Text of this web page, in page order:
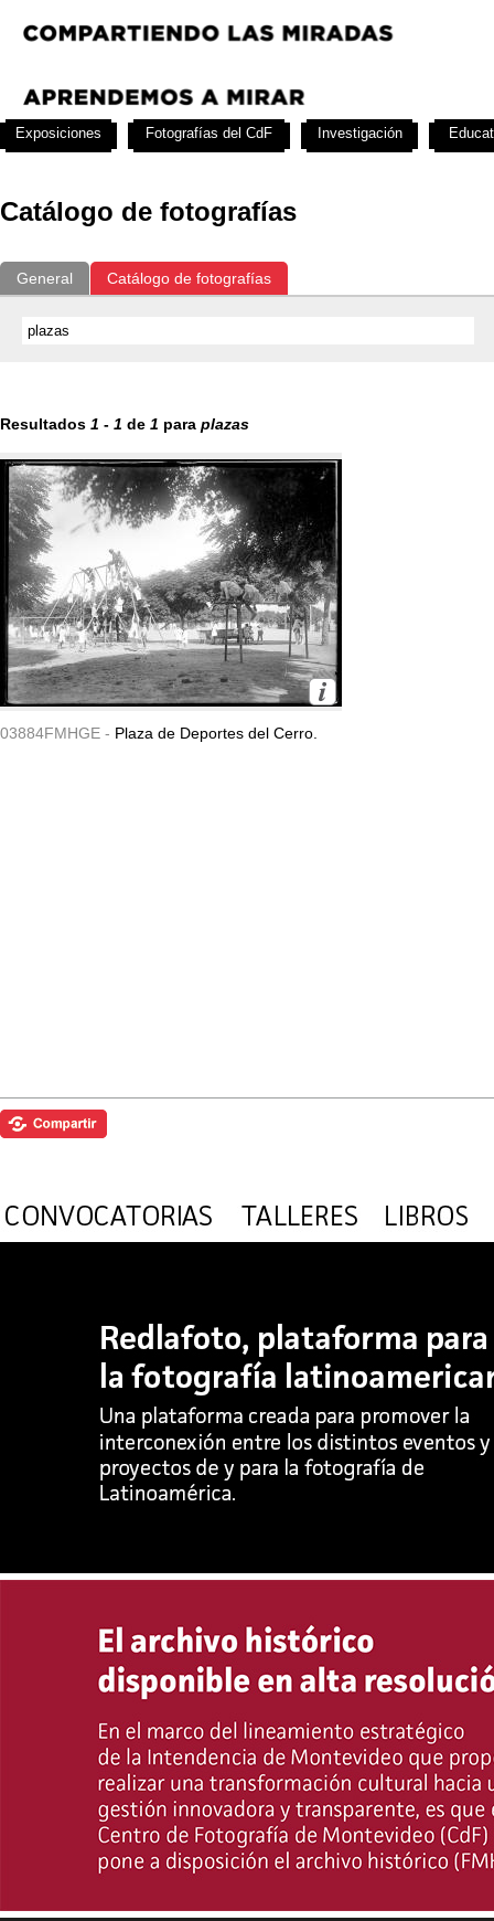
Catálogo de fotografías
General Catálogo de fotografías
Resultados 1 - 1 de 1 para plazas
03884FMHGE - Plaza de Deportes del Cerro.
Exposiciones Fotografías del CdF Investigación